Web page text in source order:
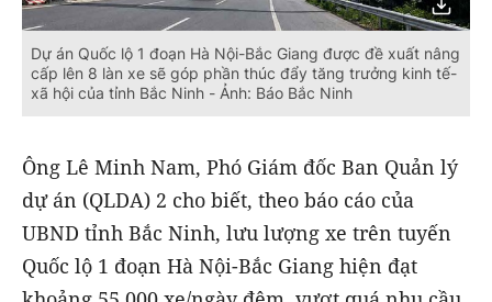
Dự án Quốc lộ 1 đoạn Hà Nội-Bắc Giang được đề xuất nâng
cấp lên 8 làn xe sẽ góp phần thúc đẩy tăng trưởng kinh tế-
xã hội của tỉnh Bắc Ninh - Ảnh: Báo Bắc Ninh
Ông Lê Minh Nam, Phó Giám đốc Ban Quản lý
dự án (QLDA) 2 cho biết, theo báo cáo của
UBND tỉnh Bắc Ninh, lưu lượng xe trên tuyến
Quốc lộ 1 đoạn Hà Nội-Bắc Giang hiện đạt